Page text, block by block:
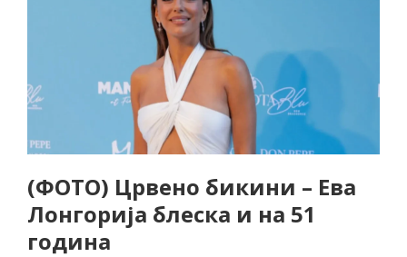
(ФОТО) Црвено бикини – Ева
Лонгорија блеска и на 51
година